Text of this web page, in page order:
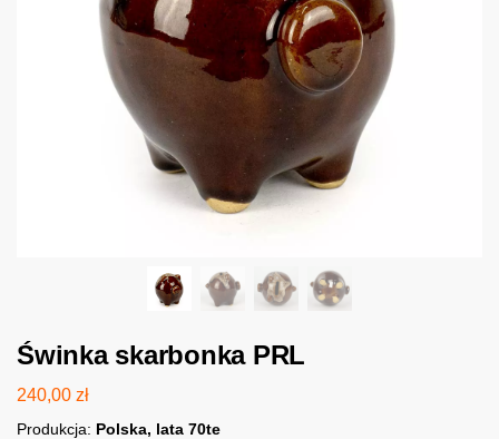
Świnka skarbonka PRL
240,00 zł
Produkcja: Polska, lata 70te